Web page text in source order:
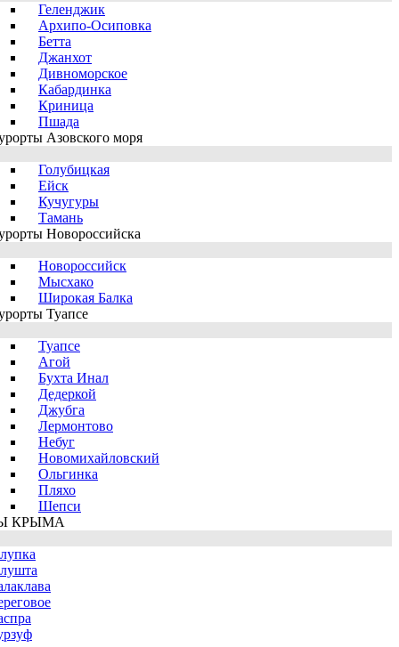
Геленджик
Архипо-Осиповка
Бетта
Джанхот
Дивноморское
Кабардинка
Криница
Пшада
Азовского моря
Голубицкая
Ейск
Кучугуры
Тамань
Новороссийска
Новороссийск
Мысхако
Широкая Балка
Туапсе
Туапсе
Агой
Бухта Инал
Дедеркой
Джубга
Лермонтово
Небуг
Новомихайловский
Ольгинка
Пляхо
Шепси
КРЫМА